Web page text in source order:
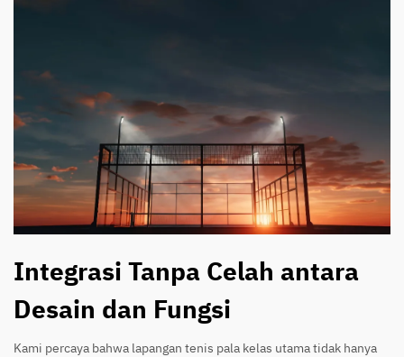
Integrasi Tanpa Celah antara
Desain dan Fungsi
Kami percaya bahwa lapangan tenis pala kelas utama tidak hanya